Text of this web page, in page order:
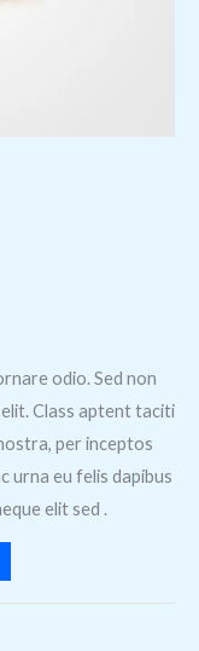
odio. Sed non
Class aptent taciti
per inceptos
urna eu felis dapibus
elit sed .